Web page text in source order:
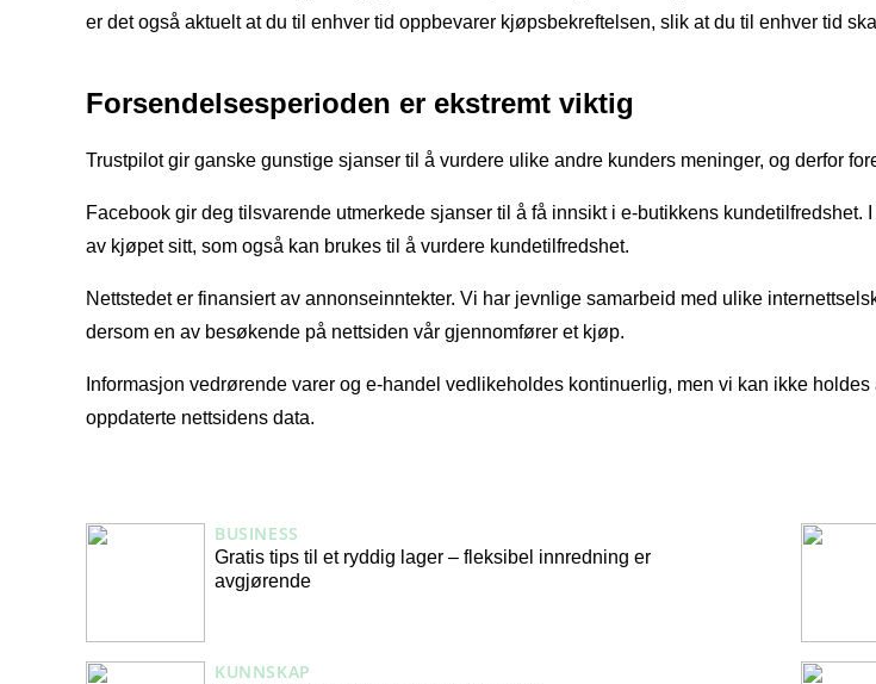
er det også aktuelt at du til enhver tid oppbevarer kjøpsbekreftelsen, slik at du til enhver tid
Forsendelsesperioden er ekstremt viktig
Trustpilot gir ganske gunstige sjanser til å vurdere ulike andre kunders meninger, og derfor
Facebook gir deg tilsvarende utmerkede sjanser til å få innsikt i e-butikkens
av kjøpet sitt, som også kan brukes til å vurdere kundetilfredshet.
Nettstedet er finansiert av annonseinntekter. Vi har jevnlige samarbeid med ulike
dersom en av besøkende på nettsiden vår gjennomfører et kjøp.
Informasjon vedrørende varer og e-handel vedlikeholdes kontinuerlig, men vi kan ikke
oppdaterte nettsidens data.
BUSINESS
Gratis tips til et ryddig lager – fleksibel innredning er
avgjørende
KUNNSKAP